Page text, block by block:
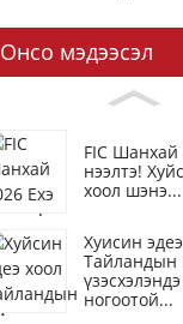
Онсо мэдээсэл
FIC Шанхай
нээлтэ!
хоол шэнэ...
Хуисин
Тайландын
ногоотой...